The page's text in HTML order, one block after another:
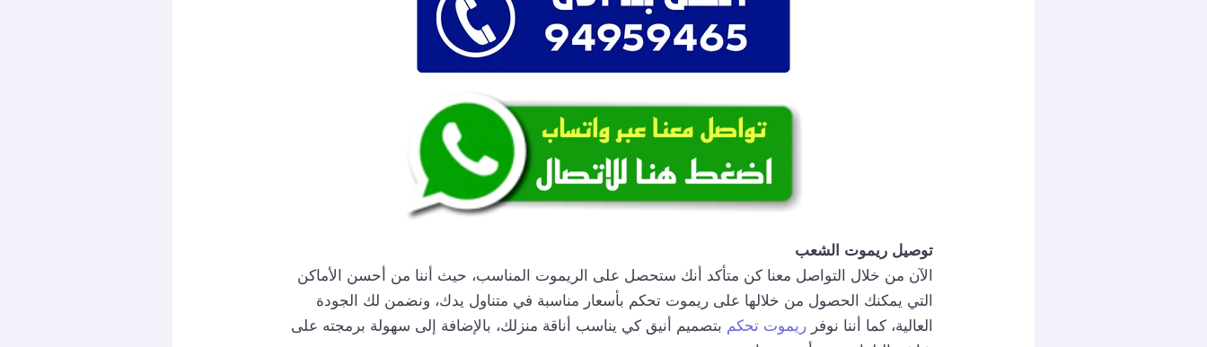
توصيل ريموت الشعب
الآن من خلال التواصل معنا كن متأكد أنك ستحصل على الريموت المناسب، حيث أننا من أحسن الأماكن
التي يمكنك الحصول من خلالها على ريموت تحكم بأسعار مناسبة في متناول يدك، ونضمن لك الجودة
العالية، كما أننا نوفرريموت تحكم بتصميم أنيق كي يناسب أناقة منزلك، بالإضافة إلى سهولة برمجته على